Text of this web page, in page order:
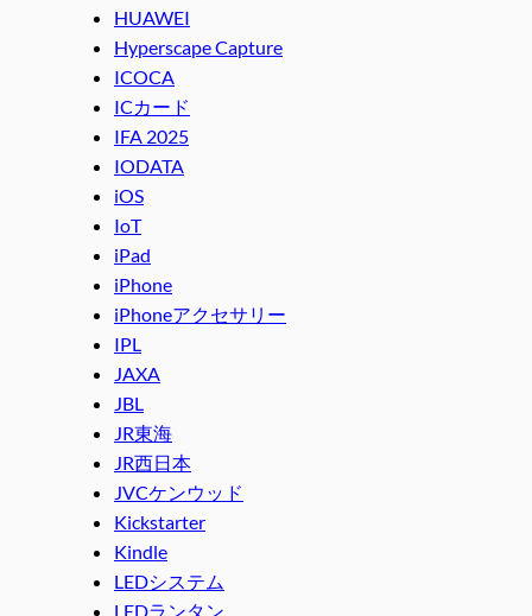
HUAWEI
Hyperscape Capture
ICOCA
ICカード
IFA 2025
IODATA
iOS
IoT
iPad
iPhone
iPhoneアクセサリー
IPL
JAXA
JBL
JR東海
JR西日本
JVCケンウッド
Kickstarter
Kindle
LEDシステム
LEDランタン